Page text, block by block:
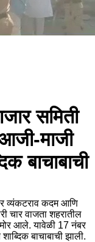
समिती
माजी
बाचाबाची
व्यंकटराव कदम आणि
चार वाजता शहरातील
आले. यावेळी 17 नंबर
बाचाबाची झाली.